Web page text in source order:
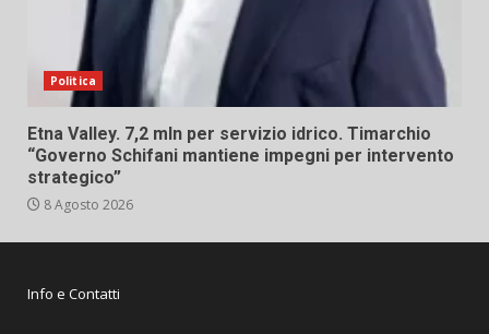
Politica
Etna Valley. 7,2 mln per servizio idrico. Timarchio
“Governo Schifani mantiene impegni per intervento
strategico”
8 Agosto 2026
Info e Contatti